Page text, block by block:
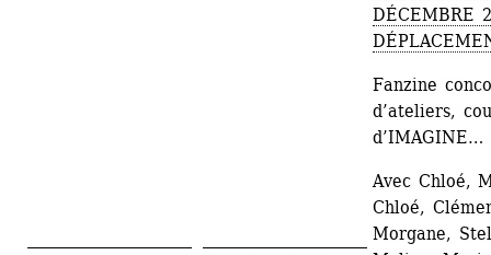
DÉCEMBRE
Fanzine
d’ateliers,
d’IMAGINE…
Avec Chloé,
Chloé,
Morgane,